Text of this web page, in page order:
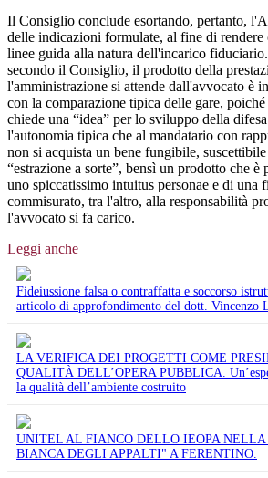
Il Consiglio conclude esortando, pertanto,
delle indicazioni formulate, al fine di rendere
linee guida alla natura dell'incarico
secondo il Consiglio, il prodotto della
l'amministrazione si attende dall'avvocato è
con la comparazione tipica delle gare,
chiede una “idea” per lo sviluppo della
l'autonomia tipica che al mandatario con
non si acquista un bene fungibile,
“estrazione a sorte”, bensì un prodotto che è
uno spiccatissimo intuitus personae e di una
commisurato, tra l'altro, alla responsabilità
l'avvocato si fa carico.
Leggi anche
Fideiussione falsa o contraffatta e soccorso
articolo di approfondimento del dott. Vincenzo
LA VERIFICA DEI PROGETTI COME
QUALITÀ DELL’OPERA PUBBLICA.
la qualità dell’ambiente costruito
UNITEL AL FIANCO DELLO IEOPA
BIANCA DEGLI APPALTI" A FERENTINO.